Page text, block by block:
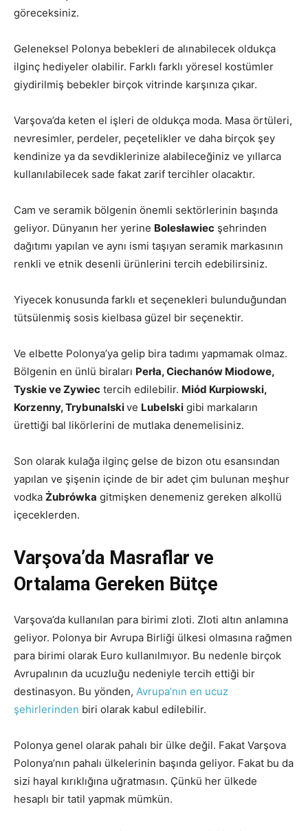
göreceksiniz.
Geleneksel Polonya bebekleri de alınabilecek oldukça
ilginç hediyeler olabilir. Farklı farklı yöresel kostümler
giydirilmiş bebekler birçok vitrinde karşınıza çıkar.
Varşova’da keten el işleri de oldukça moda. Masa örtüleri,
nevresimler, perdeler, peçetelikler ve daha birçok şey
kendinize ya da sevdiklerinize alabileceğiniz ve yıllarca
kullanılabilecek sade fakat zarif tercihler olacaktır.
Cam ve seramik bölgenin önemli sektörlerinin başında
geliyor. Dünyanın her yerine Bolesławiec şehrinden
dağıtımı yapılan ve aynı ismi taşıyan seramik markasının
renkli ve etnik desenli ürünlerini tercih edebilirsiniz.
Yiyecek konusunda farklı et seçenekleri bulunduğundan
tütsülenmiş sosis kielbasa güzel bir seçenektir.
Ve elbette Polonya’ya gelip bira tadımı yapmamak olmaz.
Bölgenin en ünlü biraları Perła, Ciechanów Miodowe,
Tyskie ve Zywiec tercih edilebilir. Miód Kurpiowski,
Korzenny, Trybunalskive Lubelski gibi markaların
ürettiği bal likörlerini de mutlaka denemelisiniz.
Son olarak kulağa ilginç gelse de bizon otu esansından
yapılan ve şişenin içinde de bir adet çim bulunan meşhur
vodka Żubrówka gitmişken denemeniz gereken alkollü
içeceklerden.
Varşova’da Masraflar ve
Ortalama Gereken Bütçe
Varşova’da kullanılan para birimi zloti. Zloti altın anlamına
geliyor. Polonya bir Avrupa Birliği ülkesi olmasına rağmen
para birimi olarak Euro kullanılmıyor. Bu nedenle birçok
Avrupalının da ucuzluğu nedeniyle tercih ettiği bir
destinasyon. Bu yönden, Avrupa’nın en ucuz
şehirlerinden biri olarak kabul edilebilir.
Polonya genel olarak pahalı bir ülke değil. Fakat Varşova
Polonya’nın pahalı ülkelerinin başında geliyor. Fakat bu da
sizi hayal kırıklığına uğratmasın. Çünkü her ülkede
hesaplı bir tatil yapmak mümkün.